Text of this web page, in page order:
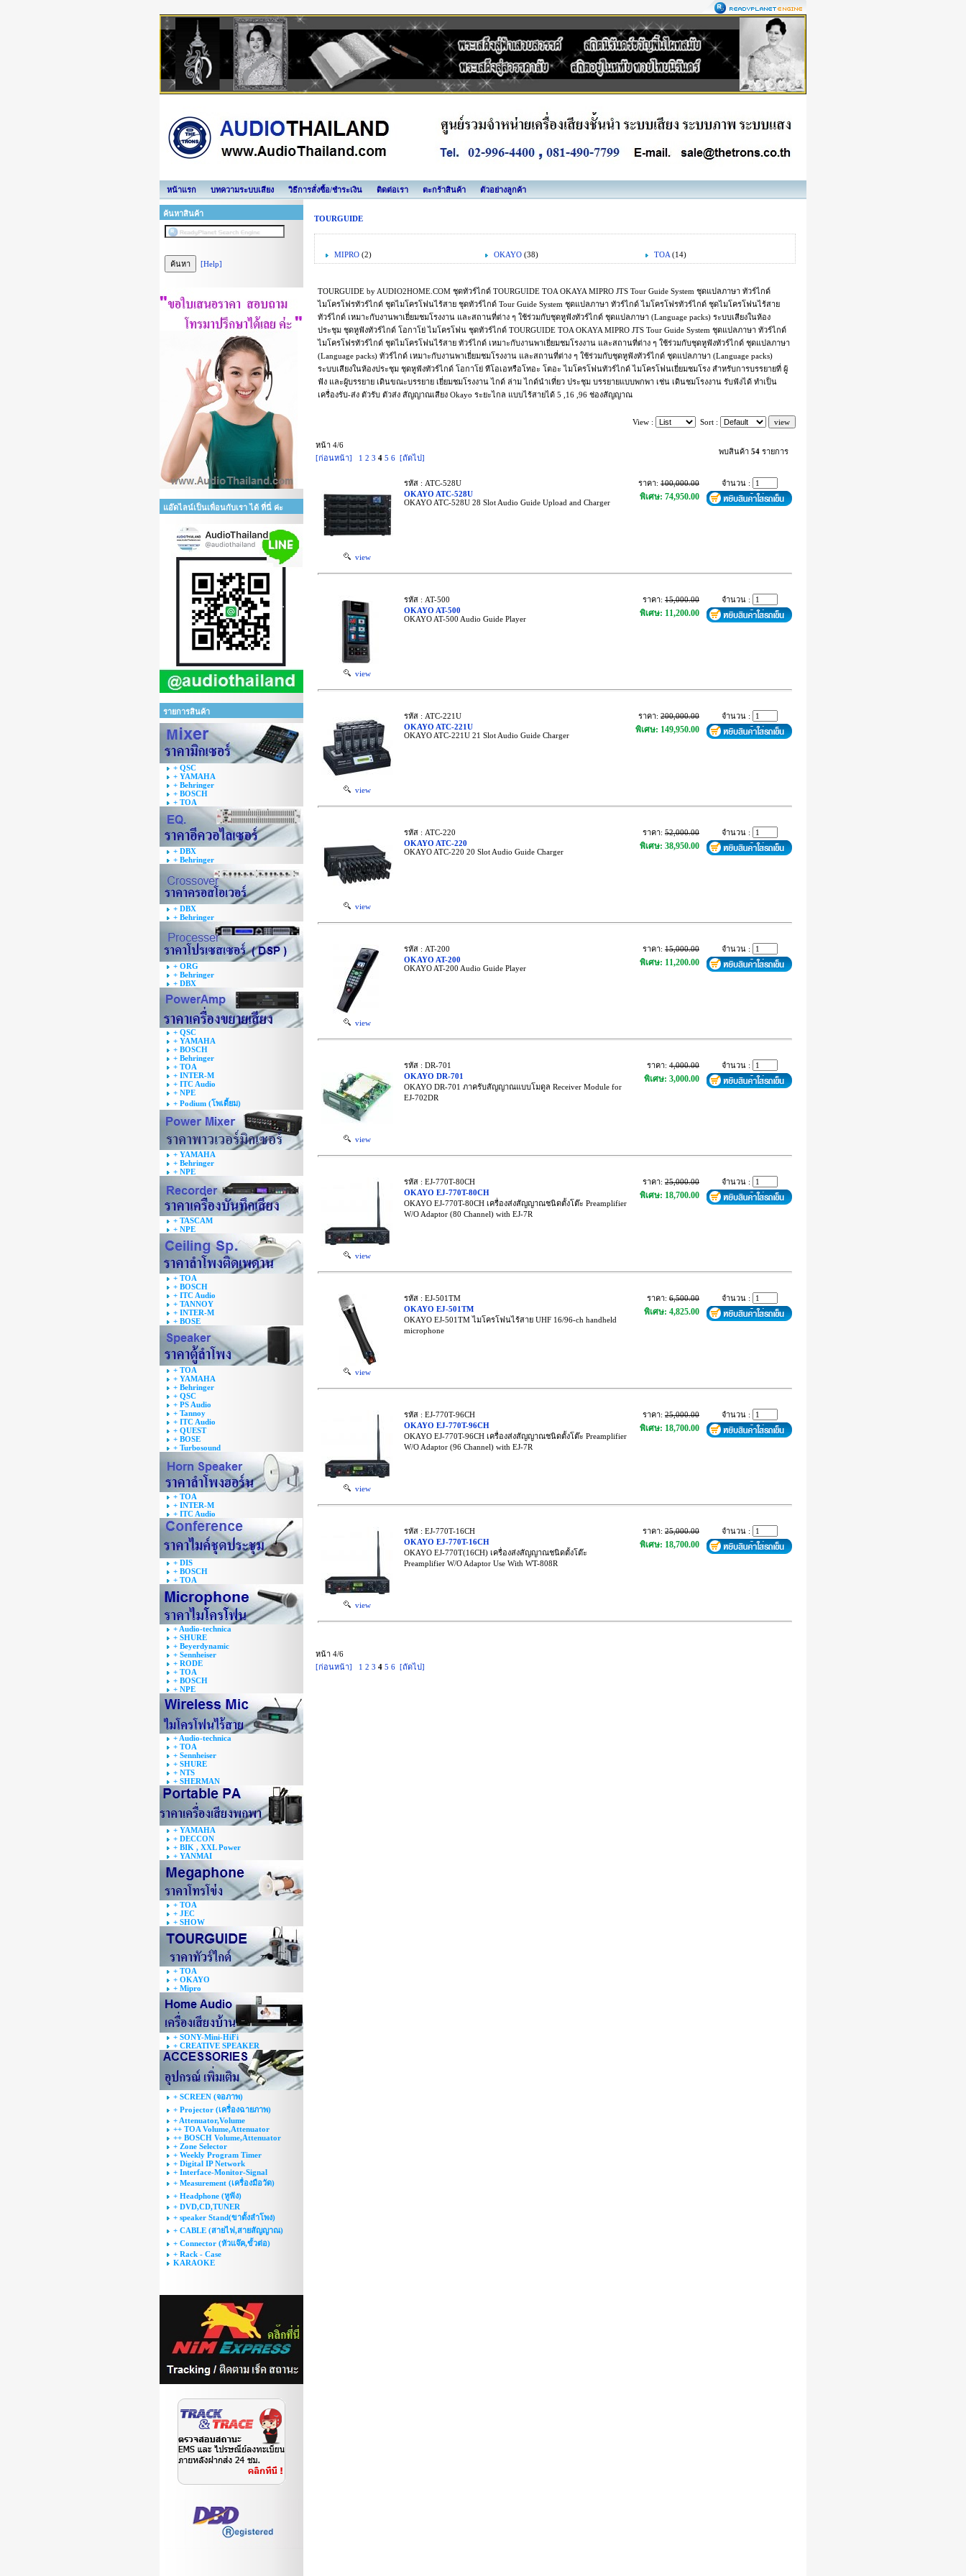
หน้าแรก บทความระบบเสียง วิธีการสั่งซื้อ/ชำระเงิน ติดต่อเรา ตะกร้าสินค้า ตัวอย่างลูกค้า
ค้นหาสินค้า
[Help]
แอ๊ดไลน์เป็นเพื่อนกับเรา ได้ ที่นี่ ค่ะ
รายการสินค้า
+ QSC
+ YAMAHA
+ Behringer
+ BOSCH
+ TOA
+ DBX
+ Behringer
+ DBX
+ Behringer
+ ORG
+ Behringer
+ DBX
+ QSC
+ YAMAHA
+ BOSCH
+ Behringer
+ TOA
+ INTER-M
+ ITC Audio
+ NPE
+ Podium (โพเดี้ยม)
+ YAMAHA
+ Behringer
+ NPE
+ TASCAM
+ NPE
+ TOA
+ BOSCH
+ ITC Audio
+ TANNOY
+ INTER-M
+ BOSE
+ TOA
+ YAMAHA
+ Behringer
+ QSC
+ PS Audio
+ Tannoy
+ ITC Audio
+ QUEST
+ BOSE
+ Turbosound
+ TOA
+ INTER-M
+ ITC Audio
+ DIS
+ BOSCH
+ TOA
+ Audio-technica
+ SHURE
+ Beyerdynamic
+ Sennheiser
+ RODE
+ TOA
+ BOSCH
+ NPE
+ Audio-technica
+ TOA
+ Sennheiser
+ SHURE
+ NTS
+ SHERMAN
+ YAMAHA
+ DECCON
+ BIK , XXL Power
+ YANMAI
+ TOA
+ JEC
+ SHOW
+ TOA
+ OKAYO
+ Mipro
+ SONY-Mini-HiFi
+ CREATIVE SPEAKER
+ SCREEN (จอภาพ)
+ Projector (เครื่องฉายภาพ)
+ Attenuator,Volume
++ TOA Volume,Attenuator
++ BOSCH Volume,Attenuator
+ Zone Selector
+ Weekly Program Timer
+ Digital IP Network
+ Interface-Monitor-Signal
+ Measurement (เครื่องมือวัด)
+ Headphone (หูฟัง)
+ DVD,CD,TUNER
+ speaker Stand(ขาตั้งลำโพง)
+ CABLE (สายไฟ,สายสัญญาณ)
+ Connector (หัวแจ๊ค,ขั้วต่อ)
+ Rack - Case
KARAOKE
TOURGUIDE
MIPRO (2) OKAYO (38) TOA (14)
TOURGUIDE by AUDIO2HOME.COM ชุดทัวร์ไกด์ TOURGUIDE TOA OKAYA MIPRO JTS Tour Guide System ชุดแปลภาษา ทัวร์ไกด์
ไมโครโฟรทัวร์ไกด์ ชุดไมโครโฟนไร้สาย ชุดทัวร์ไกด์ Tour Guide System ชุดแปลภาษา ทัวร์ไกด์ ไมโครโฟรทัวร์ไกด์ ชุดไมโครโฟนไร้สาย
ทัวร์ไกด์ เหมาะกับงานพาเยี่ยมชมโรงงาน และสถานที่ต่าง ๆ ใช้ร่วมกับชุดหูฟังทัวร์ไกด์ ชุดแปลภาษา (Language packs) ระบบเสียงในห้อง
ประชุม ชุดหูฟังทัวร์ไกด์ โอกาโย่ ไมโครโฟน ชุดทัวร์ไกด์ TOURGUIDE TOA OKAYA MIPRO JTS Tour Guide System ชุดแปลภาษา ทัวร์ไกด์
ไมโครโฟรทัวร์ไกด์ ชุดไมโครโฟนไร้สาย ทัวร์ไกด์ เหมาะกับงานพาเยี่ยมชมโรงงาน และสถานที่ต่าง ๆ ใช้ร่วมกับชุดหูฟังทัวร์ไกด์ ชุดแปลภาษา
(Language packs) ทัวร์ไกด์ เหมาะกับงานพาเยี่ยมชมโรงงาน และสถานที่ต่าง ๆ ใช้ร่วมกับชุดหูฟังทัวร์ไกด์ ชุดแปลภาษา (Language packs)
ระบบเสียงในห้องประชุม ชุดหูฟังทัวร์ไกด์ โอกาโย่ ทีโอเอหรือโทอะ โตอะ ไมโครโฟนทัวร์ไกด์ ไมโครโฟนเยี่ยมชมโรง สำหรับการบรรยายที่ ผู้
ฟัง และผู้บรรยาย เดินขณะบรรยาย เยี่ยมชมโรงงาน ไกด์ ล่าม ไกด์นำเที่ยว ประชุม บรรยายแบบพกพา เช่น เดินชมโรงงาน รับฟังได้ ทำเป็น
เครื่องรับ-ส่ง ตัวรับ ตัวส่ง สัญญาณเสียง Okayo ระยะไกล แบบไร้สายได้ 5 ,16 ,96 ช่องสัญญาณ
View : Sort :
หน้า 4/6
[ก่อนหน้า]
1 2 3 4 5 6 [ถัดไป]
พบสินค้า 54 รายการ
view
รหัส : ATC-528U
OKAYO ATC-528U
OKAYO ATC-528U 28 Slot Audio Guide Upload and Charger
ราคา: 100,000.00
พิเศษ: 74,950.00
จำนวน :
view
รหัส : AT-500
OKAYO AT-500
OKAYO AT-500 Audio Guide Player
ราคา: 15,000.00
พิเศษ: 11,200.00
จำนวน :
view
รหัส : ATC-221U
OKAYO ATC-221U
OKAYO ATC-221U 21 Slot Audio Guide Charger
ราคา: 200,000.00
พิเศษ: 149,950.00
จำนวน :
view
รหัส : ATC-220
OKAYO ATC-220
OKAYO ATC-220 20 Slot Audio Guide Charger
ราคา: 52,000.00
พิเศษ: 38,950.00
จำนวน :
view
รหัส : AT-200
OKAYO AT-200
OKAYO AT-200 Audio Guide Player
ราคา: 15,000.00
พิเศษ: 11,200.00
จำนวน :
view
รหัส : DR-701
OKAYO DR-701
OKAYO DR-701 ภาครับสัญญาณแบบโมดูล Receiver Module for
EJ-702DR
ราคา: 4,000.00
พิเศษ: 3,000.00
จำนวน :
view
รหัส : EJ-770T-80CH
OKAYO EJ-770T-80CH
OKAYO EJ-770T-80CH เครื่องส่งสัญญาณชนิดตั้งโต๊ะ Preamplifier
W/O Adaptor (80 Channel) with EJ-7R
ราคา: 25,000.00
พิเศษ: 18,700.00
จำนวน :
view
รหัส : EJ-501TM
OKAYO EJ-501TM
OKAYO EJ-501TM ไมโครโฟนไร้สาย UHF 16/96-ch handheld
microphone
ราคา: 6,500.00
พิเศษ: 4,825.00
จำนวน :
view
รหัส : EJ-770T-96CH
OKAYO EJ-770T-96CH
OKAYO EJ-770T-96CH เครื่องส่งสัญญาณชนิดตั้งโต๊ะ Preamplifier
W/O Adaptor (96 Channel) with EJ-7R
ราคา: 25,000.00
พิเศษ: 18,700.00
จำนวน :
view
รหัส : EJ-770T-16CH
OKAYO EJ-770T-16CH
OKAYO EJ-770T(16CH) เครื่องส่งสัญญาณชนิดตั้งโต๊ะ
Preamplifier W/O Adaptor Use With WT-808R
ราคา: 25,000.00
พิเศษ: 18,700.00
จำนวน :
หน้า 4/6
[ก่อนหน้า]
1 2 3 4 5 6 [ถัดไป]